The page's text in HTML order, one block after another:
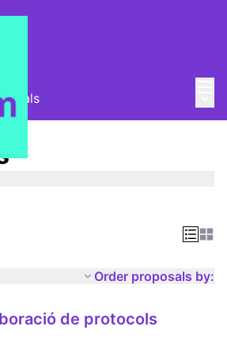
Order proposals by:
de protocols